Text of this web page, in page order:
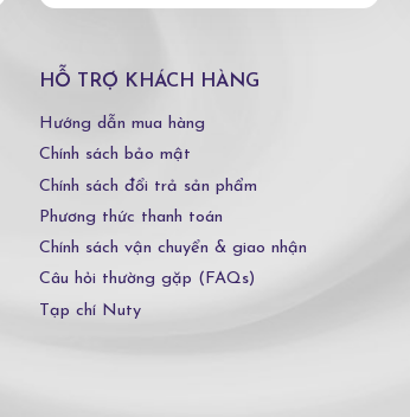
HỖ TRỢ KHÁCH HÀNG
Hướng dẫn mua hàng
Chính sách bảo mật
Chính sách đổi trả sản phẩm
Phương thức thanh toán
Chính sách vận chuyển & giao nhận
Câu hỏi thường gặp (FAQs)
Tạp chí Nuty